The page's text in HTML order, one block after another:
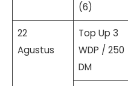
(6)
22
Agustus
Top Up 3
WDP / 250
DM